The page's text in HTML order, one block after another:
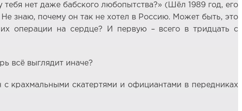
нет даже бабского любопытства?» (Шёл 1989 год, его
знаю, почему он так не хотел в Россию. Может быть, это
операции на сердце? И первую – всего в тридцать с
всё выглядит иначе?
крахмальными скатертями и официантами в передниках